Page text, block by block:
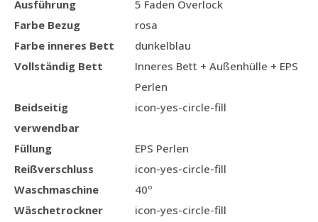
Ausführung
5 Faden Overlock
Farbe Bezug
rosa
Farbe inneres Bett
dunkelblau
Vollständig Bett
Inneres Bett + Außenhülle + EPS
Perlen
Beidseitig
verwendbar
icon-yes-circle-fill
Füllung
EPS Perlen
Reißverschluss
icon-yes-circle-fill
Waschmaschine
40º
Wäschetrockner
icon-yes-circle-fill